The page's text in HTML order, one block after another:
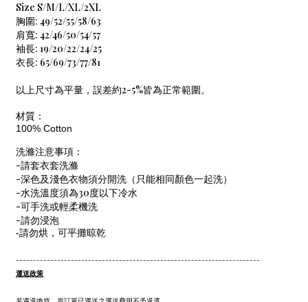
Size S/M/L/XL/2XL
胸圍: 49/52/55/58/63
肩寬: 42/46/50/54/57
袖長: 19/20/22/24/25
衣長: 65/69/73/77/81
以上尺寸為平量，誤差約2-5%皆為正常範圍。
材質：
100% Cotton
洗滌注意事項：
-請套衣套洗滌
-深色及淺色衣物須分開洗（只能相同顏色一起洗）
-水洗溫度須為30度以下冷水
-可手洗或輕柔機洗
-請勿浸泡
-請勿烘，可平攤晾乾
-----------------------------------------------------------------------
運送政策